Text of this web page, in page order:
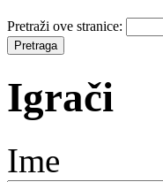
Pretraži ove stranice:
Igrači
Ime